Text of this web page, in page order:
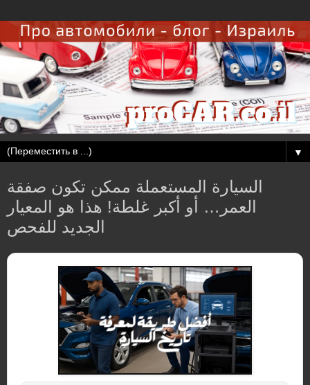
▼
السيارة المستعملة ممكن تكون صفقة
العمر… أو أكبر غلطة! هذا هو المعيار
الجديد للفحص